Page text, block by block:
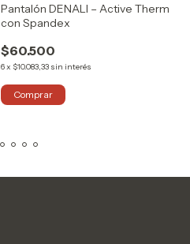
Pantalón DENALI – Active Therm
con Spandex
$60.500
6x $10.083,33 sin interés
Comprar